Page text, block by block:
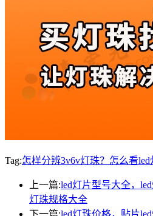
Tag:怎样分辨3v6v灯珠？怎么看
上一篇:led灯片型号大全，
灯珠规格大全